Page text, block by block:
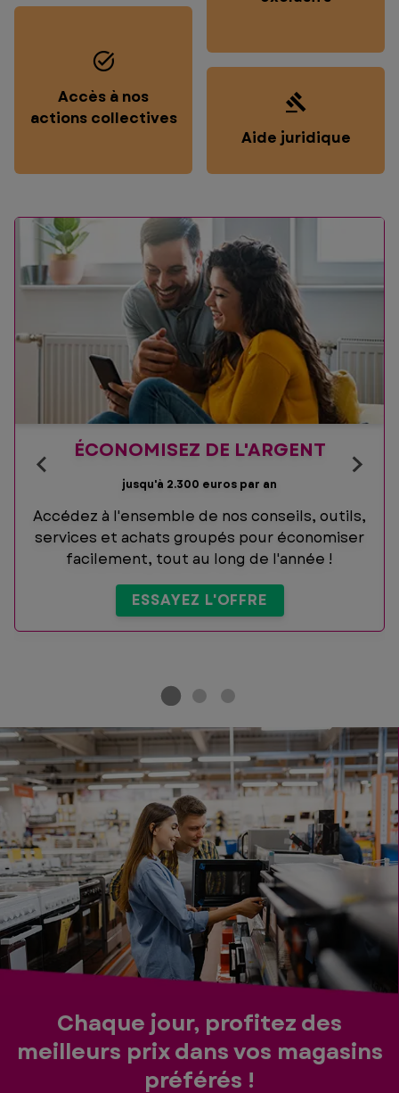
Accès à nos
actions collectives
Aide juridique
ÉCONOMISEZ DE L'ARGENT
jusqu'à 2.300 euros par an
Accédez à l'ensemble de nos conseils, outils,
services et achats groupés pour économiser
facilement, tout au long de l'année !
ESSAYEZ L'OFFRE
Chaque jour, profitez des
meilleurs prix dans vos magasins
préférés !